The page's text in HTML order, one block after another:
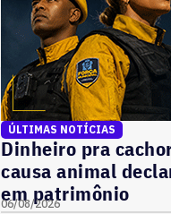
ÚLTIMAS NOTÍCIAS
Dinheiro pra
causa animal
em patrimônio
06/08/2026